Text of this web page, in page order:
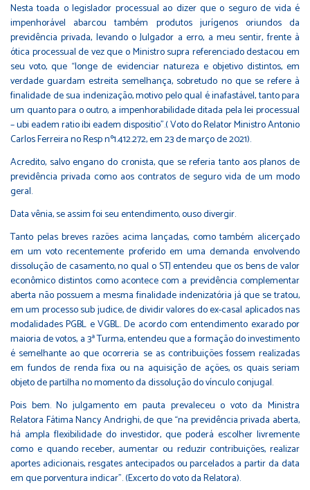
Nesta toada o legislador processual ao dizer que o seguro de vida é
impenhorável abarcou também produtos jurígenos oriundos da
previdência privada, levando o Julgador a erro, a meu sentir, frente à
ótica processual de vez que o Ministro supra referenciado destacou em
seu voto, que “longe de evidenciar natureza e objetivo distintos, em
verdade guardam estreita semelhança, sobretudo no que se refere à
finalidade de sua indenização, motivo pelo qual é inafastável, tanto para
um quanto para o outro, a impenhorabilidade ditada pela lei processual
– ubi eadem ratio ibi eadem dispositio”.( Voto do Relator Ministro Antonio
Carlos Ferreira no Resp nº1.412.272, em 23 de março de 2021).
Acredito, salvo engano do cronista, que se referia tanto aos planos de
previdência privada como aos contratos de seguro vida de um modo
geral.
Data vênia, se assim foi seu entendimento, ouso divergir.
Tanto pelas breves razões acima lançadas, como também alicerçado
em um voto recentemente proferido em uma demanda envolvendo
dissolução de casamento, no qual o STJ entendeu que os bens de valor
econômico distintos como acontece com a previdência complementar
aberta não possuem a mesma finalidade indenizatória já que se tratou,
em um processo sub judice, de dividir valores do ex-casal aplicados nas
modalidades PGBL e VGBL. De acordo com entendimento exarado por
maioria de votos, a 3ª Turma, entendeu que a formação do investimento
é semelhante ao que ocorreria se as contribuições fossem realizadas
em fundos de renda fixa ou na aquisição de ações, os quais seriam
objeto de partilha no momento da dissolução do vínculo conjugal.
Pois bem. No julgamento em pauta prevaleceu o voto da Ministra
Relatora Fátima Nancy Andrighi, de que “na previdência privada aberta,
há ampla flexibilidade do investidor, que poderá escolher livremente
como e quando receber, aumentar ou reduzir contribuições, realizar
aportes adicionais, resgates antecipados ou parcelados a partir da data
em que porventura indicar”. (Excerto do voto da Relatora).